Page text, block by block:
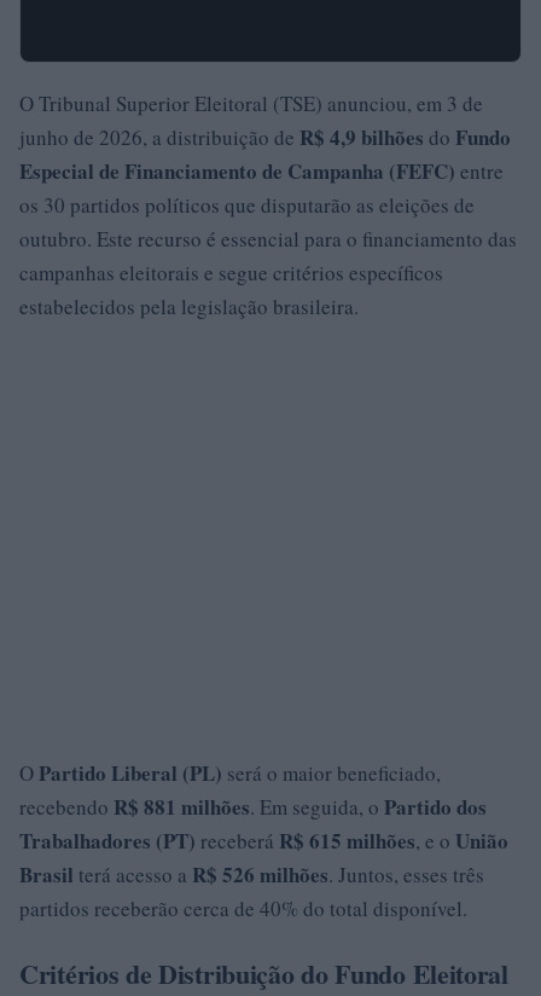
O Tribunal Superior Eleitoral (TSE) anunciou, em 3 de
junho de 2026, a distribuição de R$ 4,9 bilhões do Fundo
Especial de Financiamento de Campanha (FEFC) entre
os 30 partidos políticos que disputarão as eleições de
outubro. Este recurso é essencial para o financiamento das
campanhas eleitorais e segue critérios específicos
estabelecidos pela legislação brasileira.
O Partido Liberal (PL) será o maior beneficiado,
recebendo R$ 881 milhões. Em seguida, o Partido dos
Trabalhadores (PT) receberá R$ 615 milhões, e o União
Brasil terá acesso a R$ 526 milhões. Juntos, esses três
partidos receberão cerca de 40% do total disponível.
Critérios de Distribuição do Fundo Eleitoral